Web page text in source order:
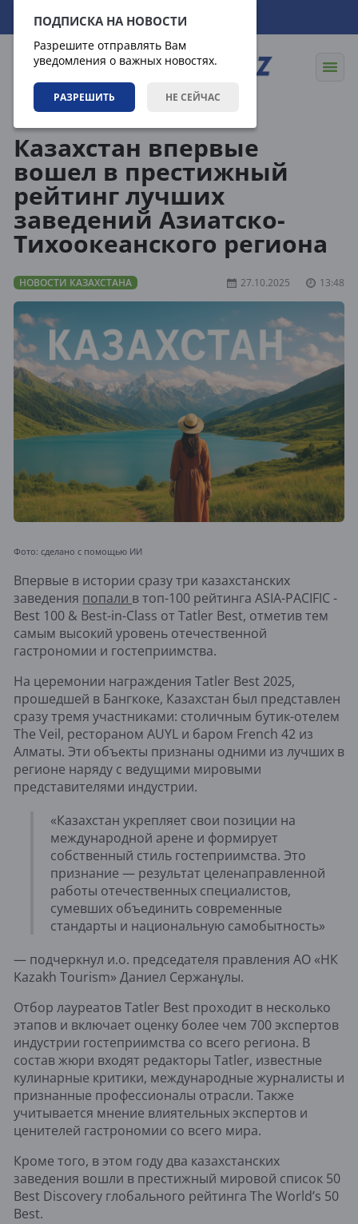
ПОДПИСКА НА НОВОСТИ
Разрешите отправлять Вам
уведомления о важных новостях.
РАЗРЕШИТЬ НЕ СЕЙЧАС
09.08.2026 03:31:56
Казахстан впервые
вошел в престижный
рейтинг лучших
заведений Азиатско-
Тихоокеанского региона
НОВОСТИ КАЗАХСТАНА 27.10.2025 13:48
Фото: сделано с помощью ИИ
Впервые в истории сразу три казахстанских
заведения попали в топ-100 рейтинга ASIA-PACIFIC -
Best 100 & Best-in-Class от Tatler Best, отметив тем
самым высокий уровень отечественной
гастрономии и гостеприимства.
На церемонии награждения Tatler Best 2025,
прошедшей в Бангкоке, Казахстан был представлен
сразу тремя участниками: столичным бутик-отелем
The Veil, рестораном AUYL и баром French 42 из
Алматы. Эти объекты признаны одними из лучших в
регионе наряду с ведущими мировыми
представителями индустрии.
«Казахстан укрепляет свои позиции на
международной арене и формирует
собственный стиль гостеприимства. Это
признание — результат целенаправленной
работы отечественных специалистов,
сумевших объединить современные
стандарты и национальную самобытность»
— подчеркнул и.о. председателя правления АО «НК
Kazakh Tourism» Даниел Сержанұлы.
Отбор лауреатов Tatler Best проходит в несколько
этапов и включает оценку более чем 700 экспертов
индустрии гостеприимства со всего региона. В
состав жюри входят редакторы Tatler, известные
кулинарные критики, международные журналисты и
признанные профессионалы отрасли. Также
учитывается мнение влиятельных экспертов и
ценителей гастрономии со всего мира.
Кроме того, в этом году два казахстанских
заведения вошли в престижный мировой список 50
Best Discovery глобального рейтинга The World’s 50
Best.